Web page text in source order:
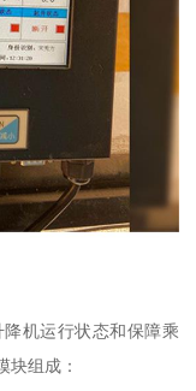
机运行状态和保障乘
块组成：